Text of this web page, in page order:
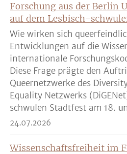
Forschung aus der Berlin
auf dem Lesbisch-
Wie wirken sich
Entwicklungen auf die
internationale
Diese Frage prägte den
Queernetzwerke des
Equality Netzwerks
schwulen Stadtfest am 18.
24.07.2026
Wissenschaftsfreiheit im